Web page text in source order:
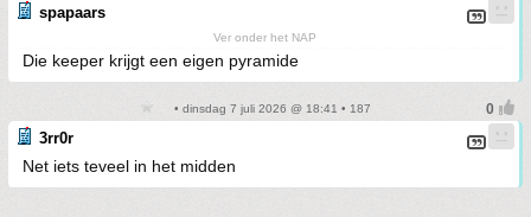
spapaars
Ver onder het NAP
Die keeper krijgt een eigen pyramide
• dinsdag 7 juli 2026 @ 18:41 • 187
3rr0r
Net iets teveel in het midden